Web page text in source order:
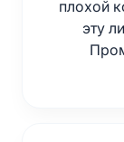
плохой
эту